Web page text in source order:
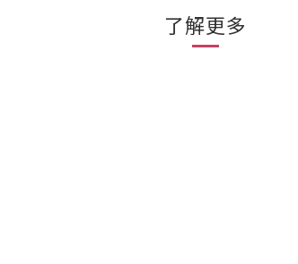
了解更多